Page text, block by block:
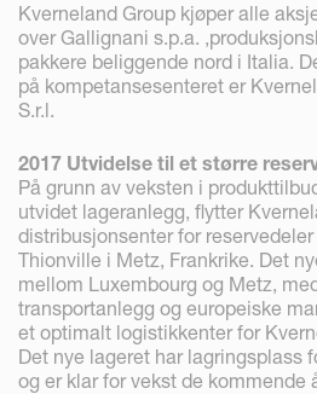
Kverneland Group kjøper alle
over Gallignani s.p.a.
pakkere beliggende nord i Italia.
på kompetansesenteret er
S.r.l.
2017 Utvidelse til et større
På grunn av veksten i
utvidet lageranlegg, flytter
distribusjonsenter for
Thionville i Metz, Frankrike. Det
mellom Luxembourg og Metz,
transportanlegg og europeiske
et optimalt logistikkenter for
Det nye lageret har lagringsplass
og er klar for vekst de kommende